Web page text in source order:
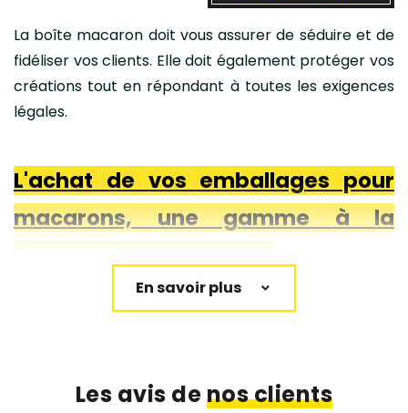
La boîte macaron doit vous assurer de séduire et de
fidéliser vos clients. Elle doit également protéger vos
créations tout en répondant à toutes les exigences
légales.
L'achat de vos emballages pour
macarons, une gamme à la
Dans une chocolaterie ou dans une pâtisserie,
grands. Aussi pour séduire et fidéliser, il vous
Les avis denos clients